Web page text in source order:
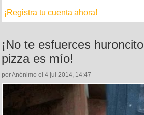
¡Registra tu cuenta ahora!
¡No te esfuerces
pizza es mío!
por Anónimo el 4 jul 2014, 14:47